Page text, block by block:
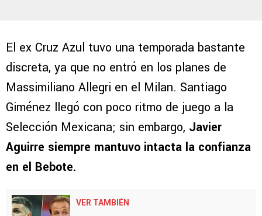
El ex Cruz Azul tuvo una temporada bastante
discreta, ya que no entró en los planes de
Massimiliano Allegri en el Milan. Santiago
Giménez llegó con poco ritmo de juego a la
Selección Mexicana; sin embargo, Javier
Aguirre siempre mantuvo intacta la confianza
en el Bebote.
VER TAMBIÉN